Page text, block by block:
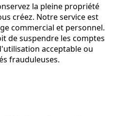
la pleine propriété
créez. Notre service est
commercial et personnel.
de suspendre les comptes
acceptable ou
frauduleuses.